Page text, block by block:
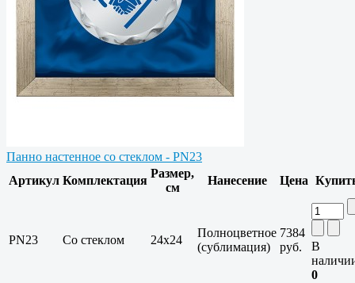
Панно настенное со стеклом - PN23
Артикул Комплектация
Размер,
см
Нанесение Цена
PN23 Со стеклом 24х24
Полноцветное
(сублимация)
7384
руб.
В
0